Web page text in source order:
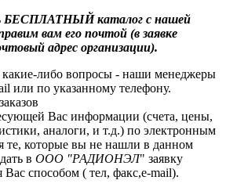
БЕСПЛАТНЫЙ каталог с нашей
вам его почтой (в заявке
адрес организации).
какие-либо вопросы - наши менеджеры
или по указанному телефону.
Вас информации (счета, цены,
аналоги, и т.д.) по электронным
те, которые вы не нашли в данном
в ООО "РАДИОНЭЛ" заявку
способом ( тел, факс,e-mail).